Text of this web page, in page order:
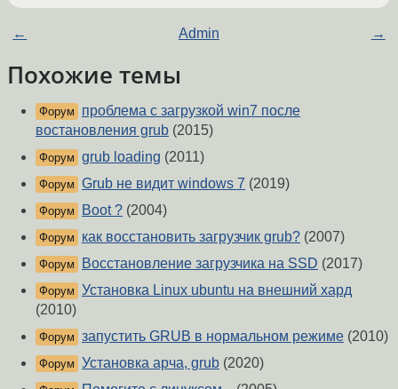
← Admin →
Похожие темы
Форум
проблема с загрузкой win7 после
востановления grub (2015)
Форум grub loading (2011)
Форум Grub не видит windows 7 (2019)
Форум Boot ? (2004)
Форум как восстановить загрузчик grub? (2007)
Форум Восстановление загрузчика на SSD (2017)
Форум Установка Linux ubuntu на внешний хард
(2010)
Форум запустить GRUB в нормальном режиме (2010)
Форум Установка арча, grub (2020)